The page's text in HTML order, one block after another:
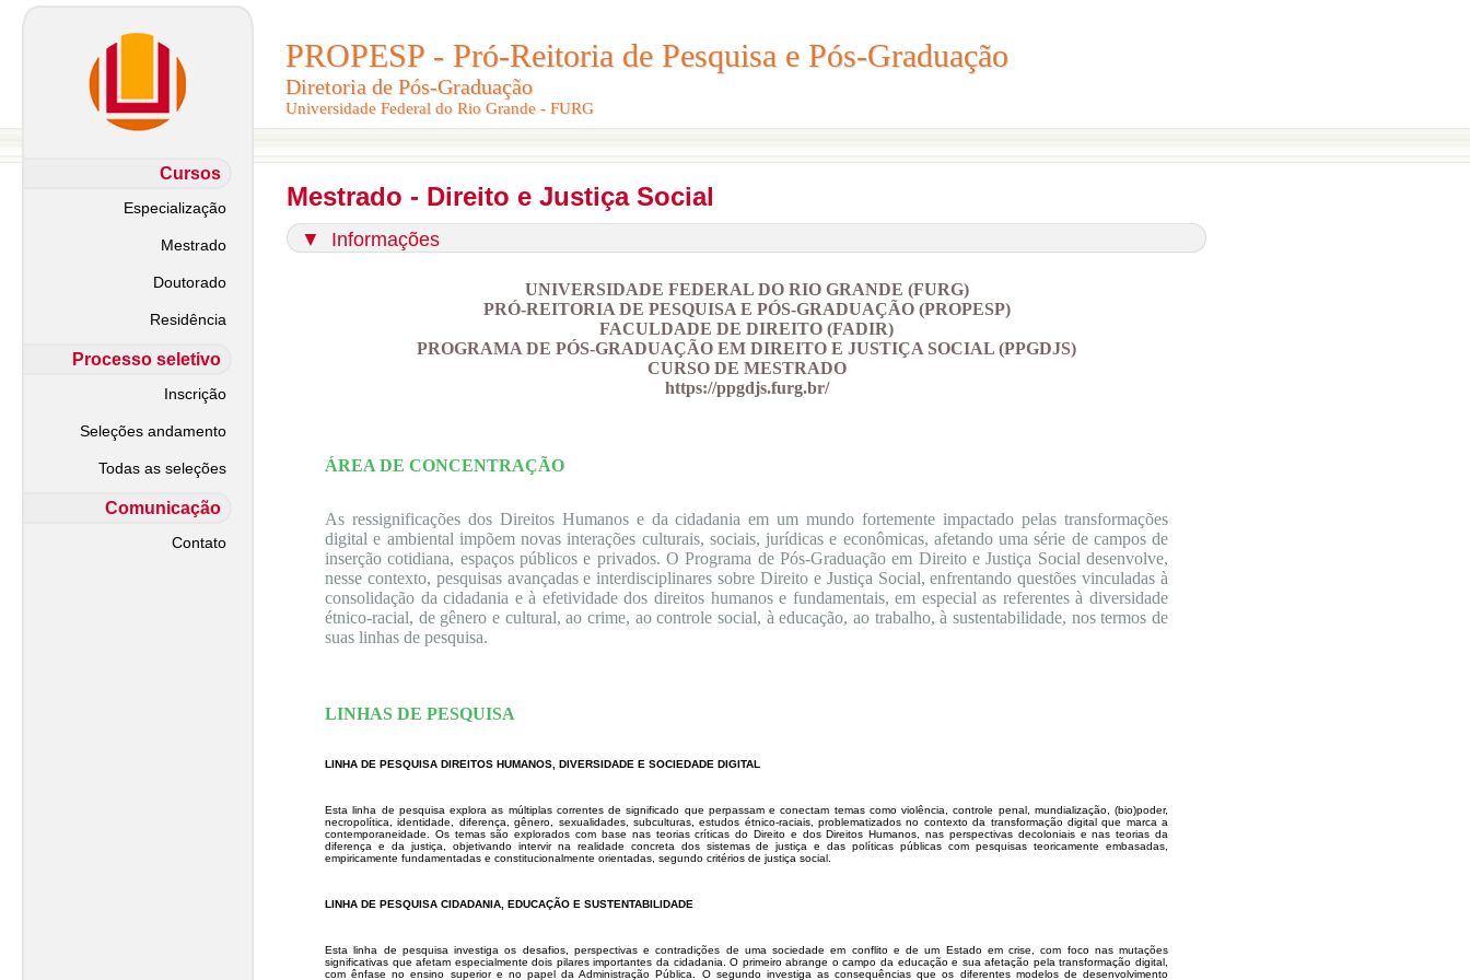
PROPESP - Pró-Reitoria de Pesquisa e Pós-Graduação
Diretoria de Pós-Graduação
Universidade Federal do Rio Grande - FURG
PROPESP - Pró-Reitoria de Pesquisa e Pós-Graduação
Diretoria de Pós-Graduação
Universidade Federal do Rio Grande - FURG
Cursos
Especialização
Mestrado
Doutorado
Residência
Processo seletivo
Inscrição
Seleções andamento
Todas as seleções
Comunicação
Contato
Mestrado - Direito e Justiça Social
▼ Informações
UNIVERSIDADE FEDERAL DO RIO GRANDE (FURG)
PRÓ-REITORIA DE PESQUISA E PÓS-GRADUAÇÃO (PROPESP)
FACULDADE DE DIREITO (FADIR)
PROGRAMA DE PÓS-GRADUAÇÃO EM DIREITO E JUSTIÇA SOCIAL (PPGDJS)
CURSO DE MESTRADO
https://ppgdjs.furg.br/
ÁREA DE CONCENTRAÇÃO
As ressignificações dos Direitos Humanos e da cidadania em um mundo fortemente impactado pelas transformações
digital e ambiental impõem novas interações culturais, sociais, jurídicas e econômicas, afetando uma série de campos de
inserção cotidiana, espaços públicos e privados. O Programa de Pós-Graduação em Direito e Justiça Social desenvolve,
nesse contexto, pesquisas avançadas e interdisciplinares sobre Direito e Justiça Social, enfrentando questões vinculadas à
consolidação da cidadania e à efetividade dos direitos humanos e fundamentais, em especial as referentes à diversidade
étnico-racial, de gênero e cultural, ao crime, ao controle social, à educação, ao trabalho, à sustentabilidade, nos termos de
suas linhas de pesquisa.
LINHAS DE PESQUISA
LINHA DE PESQUISA DIREITOS HUMANOS, DIVERSIDADE E SOCIEDADE DIGITAL
Esta linha de pesquisa explora as múltiplas correntes de significado que perpassam e conectam temas como violência, controle penal, mundialização, (bio)poder,
necropolítica, identidade, diferença, gênero, sexualidades, subculturas, estudos étnico-raciais, problematizados no contexto da transformação digital que marca a
contemporaneidade. Os temas são explorados com base nas teorias críticas do Direito e dos Direitos Humanos, nas perspectivas decoloniais e nas teorias da
diferença e da justiça, objetivando intervir na realidade concreta dos sistemas de justiça e das políticas públicas com pesquisas teoricamente embasadas,
empiricamente fundamentadas e constitucionalmente orientadas, segundo critérios de justiça social.
LINHA DE PESQUISA CIDADANIA, EDUCAÇÃO E SUSTENTABILIDADE
Esta linha de pesquisa investiga os desafios, perspectivas e contradições de uma sociedade em conflito e de um Estado em crise, com foco nas mutações
significativas que afetam especialmente dois pilares importantes da cidadania. O primeiro abrange o campo da educação e sua afetação pela transformação digital,
com ênfase no ensino superior e no papel da Administração Pública. O segundo investiga as consequências que os diferentes modelos de desenvolvimento